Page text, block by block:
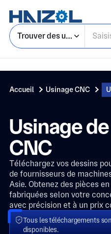
Trouver des usines
Accueil Usinage CNC
Usinage
CNC
Téléchargez vos dessins
de fournisseurs de
Asie. Obtenez des pièces
fabriquées selon votre
avec précision et à un prix
Tous les téléchargements
disponibles.